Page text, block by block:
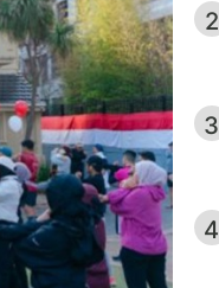
2
3
4